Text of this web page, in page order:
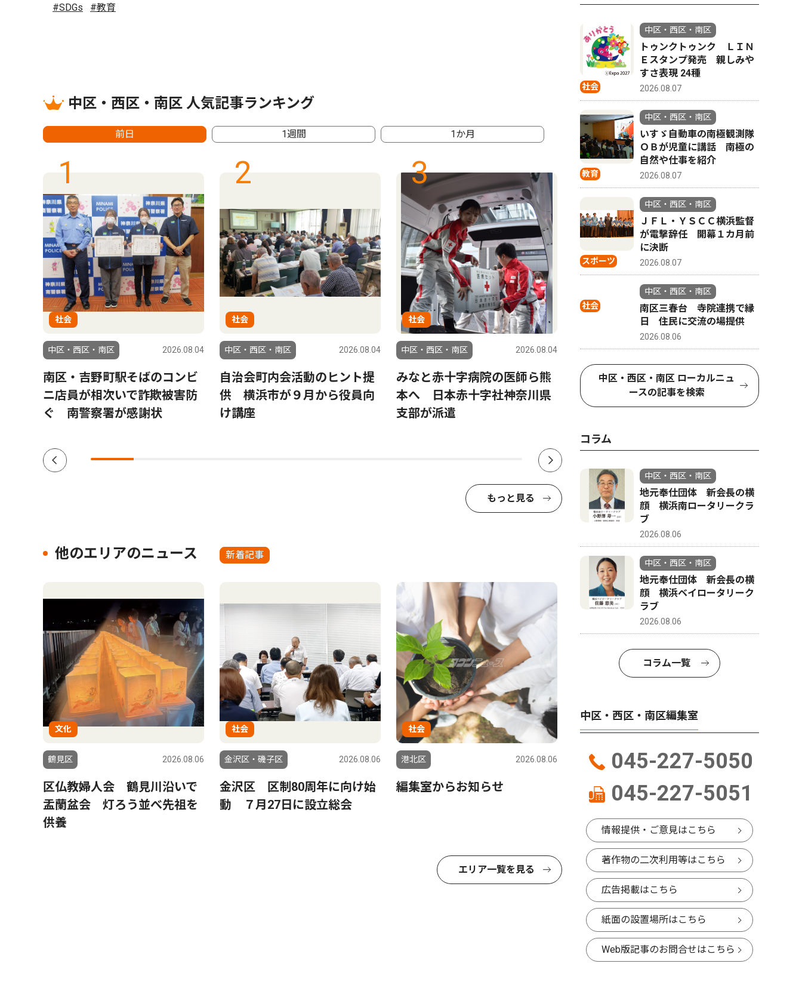
#SDGs #教育
中区・西区・南区 人気記事ランキング
前日 1週間 1か月
1
社会
中区・西区・南区 2026.08.04
南区・吉野町駅そばのコンビ
ニ店員が相次いで詐欺被害防
ぐ 南警察署が感謝状
2
社会
中区・西区・南区 2026.08.04
自治会町内会活動のヒント提
供 横浜市が９月から役員向
け講座
3
社会
中区・西区・南区 2026.08.04
みなと赤十字病院の医師ら熊
本へ 日本赤十字社神奈川県
支部が派遣
4
中区・西区・南区 2026.08.01
山中市長、パワハラ認定受け
告発職員に直接謝罪 「初め
中区・西区
ベイタウン
跡地に
もっと見る
他のエリアのニュース 新着記事
文化
鶴見区 2026.08.06
区仏教婦人会 鶴見川沿いで
盂蘭盆会 灯ろう並べ先祖を
供養
社会
金沢区・磯子区 2026.08.06
金沢区 区制80周年に向け始
動 ７月27日に設立総会
社会
港北区 2026.08.06
編集室からお知らせ
エリア一覧を見る
社会
中区・西区・南区
トゥンクトゥンク ＬＩＮ
Ｅスタンプ発売 親しみや
すさ表現 24種
2026.08.07
教育
中区・西区・南区
いすゞ自動車の南極観測隊
ＯＢが児童に講話 南極の
自然や仕事を紹介
2026.08.07
スポーツ
中区・西区・南区
ＪＦＬ・ＹＳＣＣ横浜監督
が電撃辞任 開幕１カ月前
に決断
2026.08.07
社会
中区・西区・南区
南区三春台 寺院連携で縁
日 住民に交流の場提供
2026.08.06
中区・西区・南区 ローカルニュ
ースの記事を検索
コラム
中区・西区・南区
地元奉仕団体 新会長の横
顔 横浜南ロータリークラ
ブ
2026.08.06
中区・西区・南区
地元奉仕団体 新会長の横
顔 横浜ベイロータリーク
ラブ
2026.08.06
コラム一覧
中区・西区・南区編集室
045-227-5050
045-227-5051
情報提供・ご意見はこちら
著作物の二次利用等はこちら
広告掲載はこちら
紙面の設置場所はこちら
Web版記事のお問合せはこちら